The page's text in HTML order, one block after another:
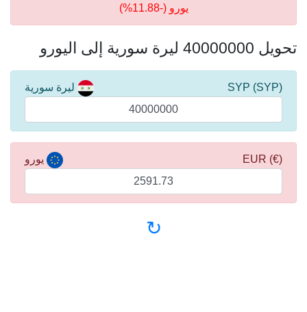
يورو (-11.88%)
تحويل 40000000 ليرة سورية إلى اليورو
ليرة سورية (SYP) SYP
يورو (€) EUR
↻